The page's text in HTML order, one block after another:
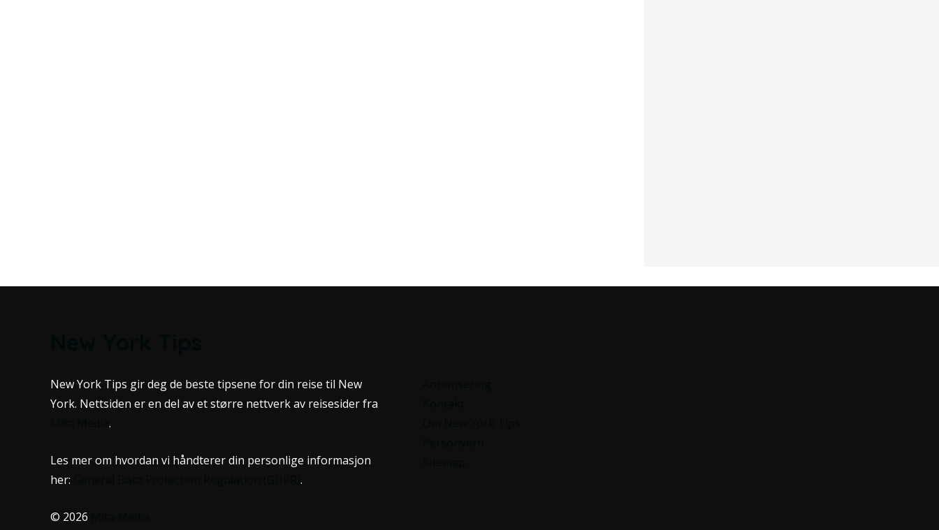
New York Tips gir deg de beste tipsene for din reise til New
York. Nettsiden er en del av et større nettverk av reisesider fra
.
Les mer om hvordan vi håndterer din personlige informasjon
her:
.
© 2026